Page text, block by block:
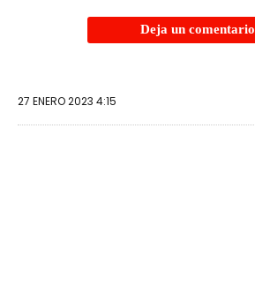
Deja un comentario
27 ENERO 2023 4:15